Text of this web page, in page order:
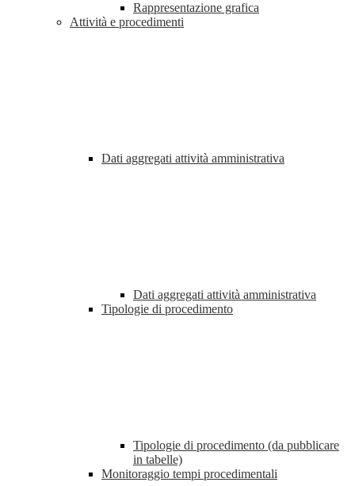
Rappresentazione grafica
Attività e procedimenti
Dati aggregati attività amministrativa
Dati aggregati attività amministrativa
Tipologie di procedimento
Tipologie di procedimento (da pubblicare
in tabelle)
Monitoraggio tempi procedimentali